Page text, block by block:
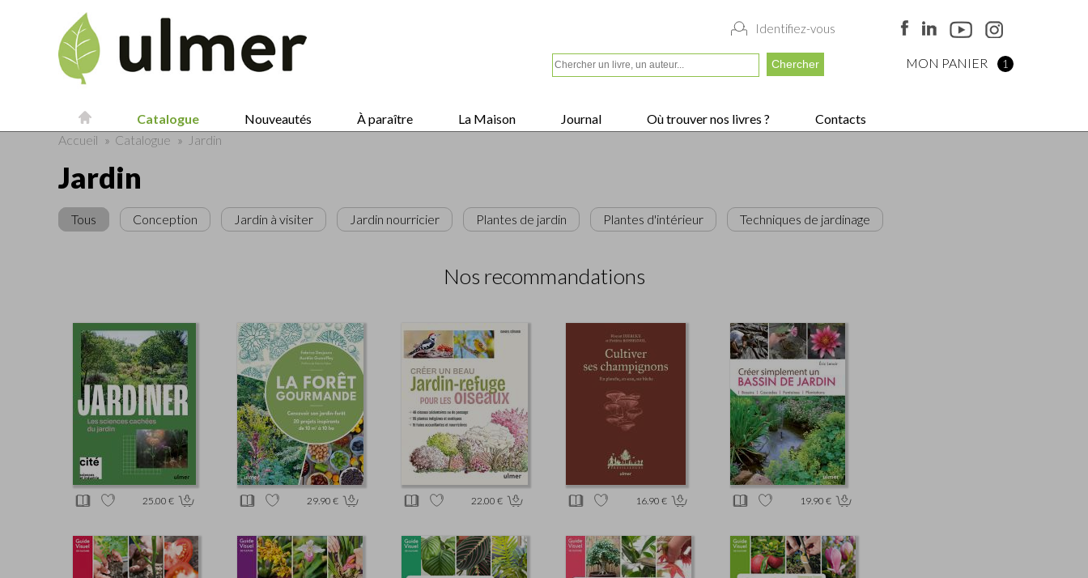
Identifiez-vous
MON PANIER 1
Catalogue Nouveautés À paraître La Maison Journal Où trouver nos livres ?
Contacts
Accueil » Catalogue » Jardin
Jardin
Tous Conception Jardin à visiter Jardin nourricier Plantes de jardin Plantes d'intérieur Techniques de jardinage
Nos recommandations
25.00 € 29.90 € 22.00 € 16.90 € 19.90 €